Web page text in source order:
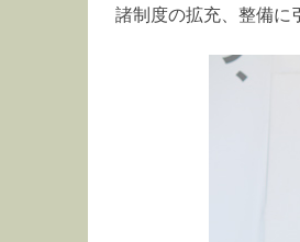
諸制度の拡充、整備に